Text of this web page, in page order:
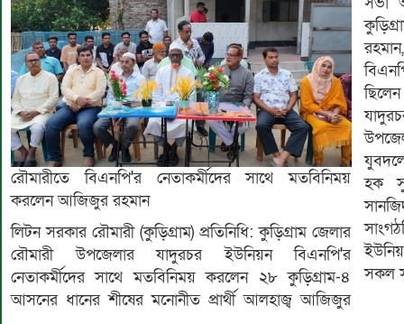
রৌমারীতে বিএনপি'র নেতাকর্মীদের সাথে মতবিনিময়
করলেন আজিজুর রহমান
লিটন সরকার রৌমারী (কুড়িগ্রাম) প্রতিনিধি: কুড়িগ্রাম জেলার
রৌমারী উপজেলার যাদুরচর ইউনিয়ন বিএনপি'র
নেতাকর্মীদের সাথে মতবিনিময় করলেন ২৮ কুড়িগ্রাম-৪
আসনের ধানের শীষের মনোনীত প্রার্থী আলহাজ্ব আজিজুর
হক
সকল